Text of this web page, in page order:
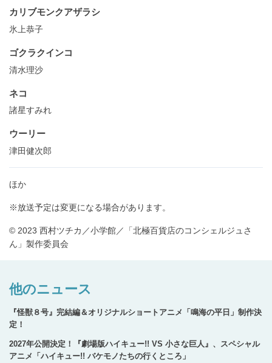
カリブモンクアザラシ
氷上恭子
ゴクラクインコ
清⽔理沙
ネコ
諸星すみれ
ウーリー
津田健次郎
ほか
※放送予定は変更になる場合があります。
© 2023 西村ツチカ／小学館／「北極百貨店のコンシェルジュさ
ん」製作委員会
他のニュース
『怪獣８号』完結編＆オリジナルショートアニメ「鳴海の平日」制作決
定！
2027年公開決定！『劇場版ハイキュー!! VS 小さな巨人』、スペシャル
アニメ「ハイキュー!! バケモノたちの行くところ」